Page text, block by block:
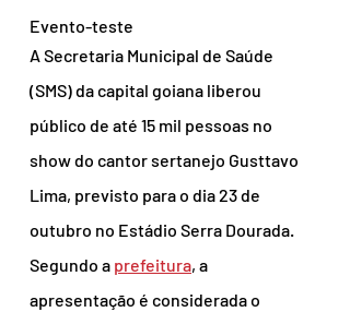
Evento-teste
A Secretaria Municipal de Saúde
(SMS) da capital goiana liberou
público de até 15 mil pessoas no
show do cantor sertanejo Gusttavo
Lima, previsto para o dia 23 de
outubro no Estádio Serra Dourada.
Segundo a prefeitura, a
apresentação é considerada o